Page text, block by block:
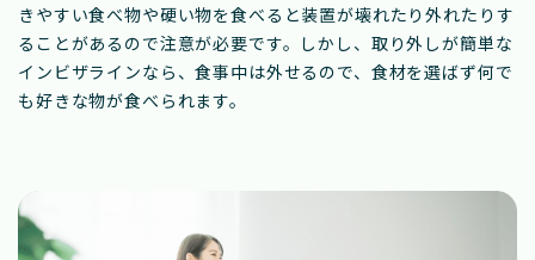
きやすい食べ物や硬い物を食べると装置が壊れたり外れたりす
ることがあるので注意が必要です。しかし、取り外しが簡単な
インビザラインなら、食事中は外せるので、食材を選ばず何で
も好きな物が食べられます。